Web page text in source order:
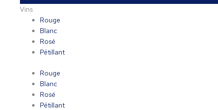
Vins
Rouge
Blanc
Rosé
Pétillant
Rouge
Blanc
Rosé
Pétillant